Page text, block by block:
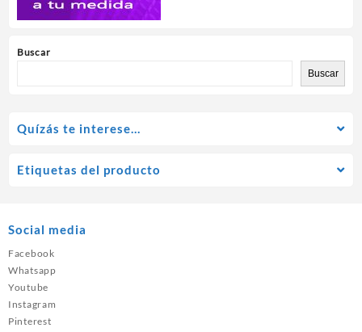
Buscar
Buscar
Quízás te interese…
Etiquetas del producto
Social media
Facebook
Whatsapp
Youtube
Instagram
Pinterest